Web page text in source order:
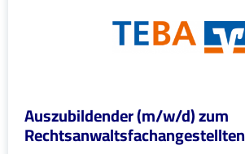
Auszubildender (m/w/d) zum
Rechtsanwaltsfachangestellten